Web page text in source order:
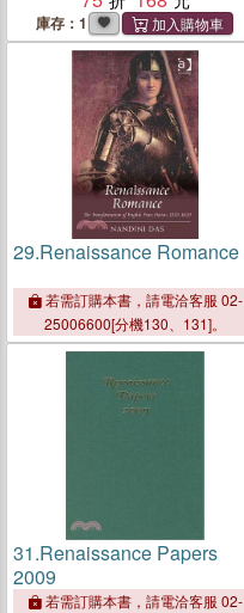
庫存：1
29.Renaissance Romance
若需訂購本書，請電洽客服 02-
25006600[分機130、131]。
31.Renaissance Papers
2009
若需訂購本書，請電洽客服 02-